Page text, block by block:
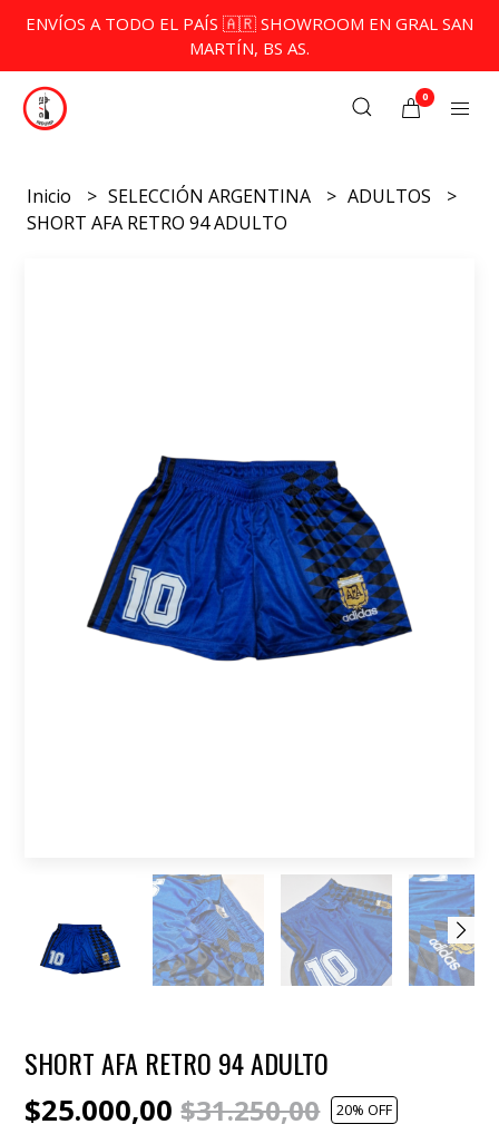
ENVÍOS A TODO EL PAÍS 🇦🇷 SHOWROOM EN GRAL SAN
MARTÍN, BS AS.
0
Inicio SELECCIÓN ARGENTINA
ADULTOS
SHORT AFA RETRO 94 ADULTO
SHORT AFA RETRO 94 ADULTO
$25.000,00$31.250,00 20% OFF